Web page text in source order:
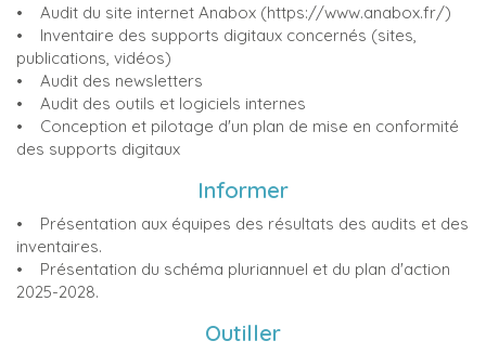
• Audit du site internet Anabox (https://www.anabox.fr/)
• Inventaire des supports digitaux concernés (sites,
publications, vidéos)
• Audit des newsletters
• Audit des outils et logiciels internes
• Conception et pilotage d'un plan de mise en conformité
des supports digitaux
Informer
• Présentation aux équipes des résultats des audits et des
inventaires.
• Présentation du schéma pluriannuel et du plan d'action
2025-2028.
Outiller